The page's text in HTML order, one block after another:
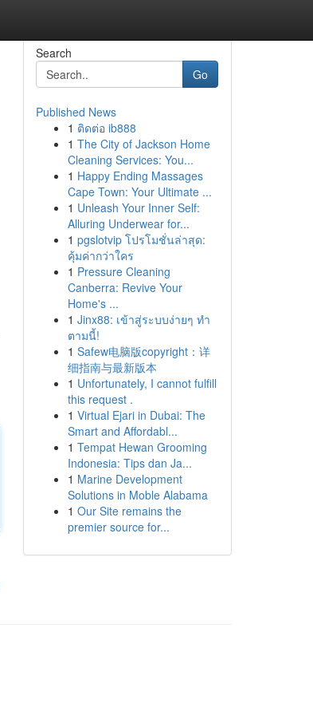
Search
Go
Published News
1 ติดต่อ ib888
1 The City of Jackson Home
Cleaning Services: You...
1 Happy Ending Massages
Cape Town: Your Ultimate ...
1 Unleash Your Inner Self:
Alluring Underwear for...
1 pgslotvip โปรโมชั่นล่าสุด:
คุ้มค่ากว่าใคร
1 Pressure Cleaning
Canberra: Revive Your
Home's ...
1 Jinx88: เข้าสู่ระบบง่ายๆ ทำ
ตามนี้!
1 Safew电脑版copyright：详
细指南与最新版本
1 Unfortunately, I cannot fulfill
this request .
1 Virtual Ejari in Dubai: The
Smart and Affordabl...
1 Tempat Hewan Grooming
Indonesia: Tips dan Ja...
1 Marine Development
Solutions in Moble Alabama
1 Our Site remains the
premier source for...